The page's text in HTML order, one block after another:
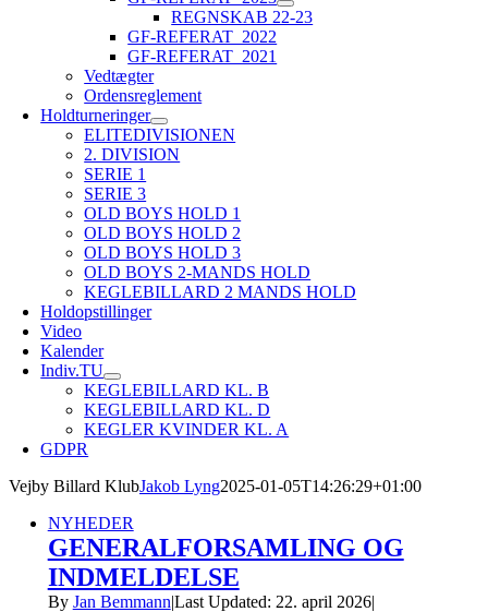
REGNSKAB 22-23
GF-REFERAT_2022
GF-REFERAT_2021
Vedtægter
Ordensreglement
Holdturneringer
ELITEDIVISIONEN
2. DIVISION
SERIE 1
SERIE 3
OLD BOYS HOLD 1
OLD BOYS HOLD 2
OLD BOYS HOLD 3
OLD BOYS 2-MANDS HOLD
KEGLEBILLARD 2 MANDS HOLD
Holdopstillinger
Video
Kalender
Indiv.TU
KEGLEBILLARD KL. B
KEGLEBILLARD KL. D
KEGLER KVINDER KL. A
GDPR
Vejby Billard KlubJakob Lyng2025-01-05T14:26:29+01:00
NYHEDER
GENERALFORSAMLING OG
INDMELDELSE
By Jan Bemmann|Last Updated: 22. april 2026|